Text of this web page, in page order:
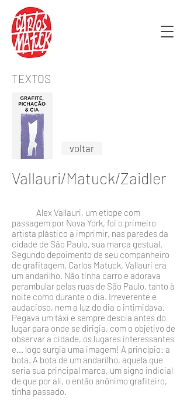
TEXTOS
voltar
Vallauri/Matuck/Zaidler
Alex Vallauri, um etíope com
passagem por Nova York, foi o primeiro
artista plástico a imprimir, nas paredes da
cidade de São Paulo, sua marca gestual.
Segundo depoimen­to de seu companheiro
de grafitagem, Carlos Matuck, Val­lauri era
um andarilho. Não tinha carro e adorava
perambular pelas ruas de São Paulo, tanto à
noite como durante o dia. Irreverente e
audacioso, nem a luz do dia o intimidava.
Pegava um táxi e sempre descia antes do
lugar para onde se dirigia, com o objetivo de
observar a cidade, os lugares inte­ressantes
e... logo surgia uma imagem! A princípio: a
bota. A bota de um andarilho, aquela que
seria sua principal marca, um signo indicial
de que por ali, o então anônimo grafiteiro,
tinha passado.